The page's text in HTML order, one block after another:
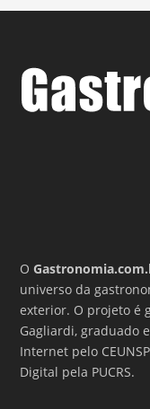
O
universo da
exterior. O projeto é
Gagliardi, graduado
Internet pelo
Digital pela PUCRS.